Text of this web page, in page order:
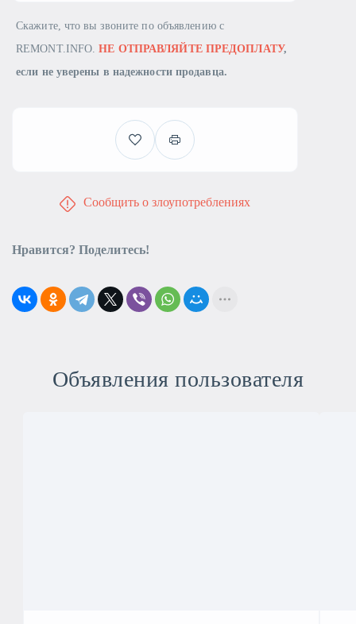
Скажите, что вы звоните по объявлению с
REMONT.INFO.НЕ ОТПРАВЛЯЙТЕ ПРЕДОПЛАТУ,
если не уверены в надежности продавца.
Сообщить о злоупотреблениях
Нравится? Поделитесь!
Объявления пользователя